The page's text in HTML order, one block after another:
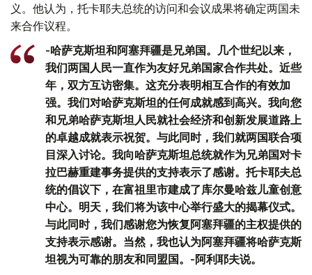
义。他认为，托卡耶夫总统的访问和会议成果将确定两国未
来合作议程。
-哈萨克斯坦和阿塞拜疆是兄弟国。几个世纪以来，
我们两国人民一直作为友好兄弟国家合作共处。近些
年，双方互访密集。这充分表明相互合作的有效加
强。我们对哈萨克斯坦的任何成就感到高兴。我向您
和兄弟哈萨克斯坦人民就社会经济和创新发展道路上
的卓越成就表示祝贺。与此同时，我们就两国联合项
目深入讨论。我向哈萨克斯坦总统就作为兄弟国对卡
拉巴赫重建事务提供的支持表示了感谢。托卡耶夫总
统的倡议下，在富祖里市建成了库尔曼哈兹儿童创意
中心。明天，我们将为该中心举行盛大的揭幕仪式。
与此同时，我们感谢您为恢复阿塞拜疆的主权提供的
支持表示感谢。当然，我也认为阿塞拜疆将哈萨克斯
坦视为可靠的朋友和同盟国。-阿利耶夫说。